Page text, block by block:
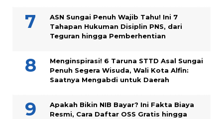
ASN Sungai Penuh Wajib Tahu! Ini 7
Tahapan Hukuman Disiplin PNS, dari
Teguran hingga Pemberhentian
Menginspirasi! 6 Taruna STTD Asal Sungai
Penuh Segera Wisuda, Wali Kota Alfin:
Saatnya Mengabdi untuk Daerah
Apakah Bikin NIB Bayar? Ini Fakta Biaya
Resmi, Cara Daftar OSS Gratis hingga